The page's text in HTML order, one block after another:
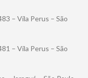
– Vila Perus – São
– Vila Perus – São